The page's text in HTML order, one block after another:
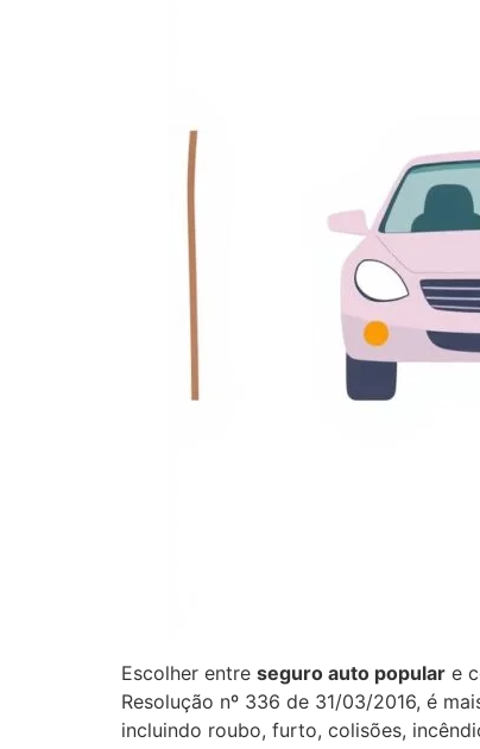
Escolher entre seguro auto popular e
Resolução nº 336 de 31/03/2016, é
incluindo roubo, furto, colisões,